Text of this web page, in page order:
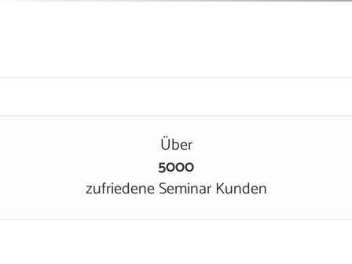
Über
5000
zufriedene Seminar Kunden